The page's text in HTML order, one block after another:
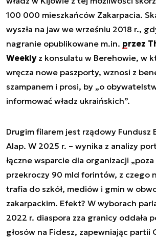
100 000 mieszkańców Zakarpacia.
wyszła na jaw we wrześniu 2018 r.,
nagranie opublikowane m.in. przez
Weeklyz konsulatu w Berehowie, w
wręcza nowe paszporty, wznosi z
szampanem i prosi, by „o
informować władz ukraińskich”.
Drugim filarem jest rządowy Fundusz
Alap. W 2025 r. – wynika z analizy
łączne wsparcie dla organizacji
przekroczy 90 mld forintów, z czego
trafia do szkół, mediów i gmin w
zakarpackim. Efekt? W wyborach
2022 r. diaspora zza granicy oddała
głosów na Fidesz, zapewniając partii